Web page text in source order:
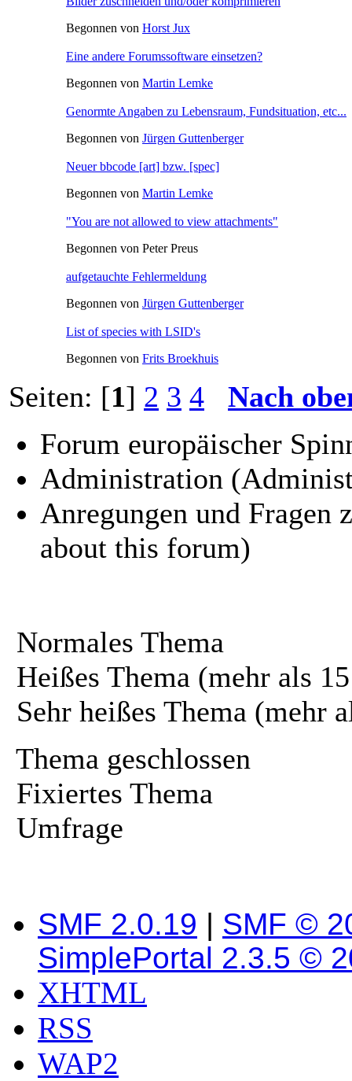
Begonnen von Horst Jux
Eine andere Forumssoftware einsetzen?
Begonnen von Martin Lemke
Genormte Angaben zu Lebensraum, Fundsituation, etc...
Begonnen von Jürgen Guttenberger
Neuer bbcode [art] bzw. [spec]
Begonnen von Martin Lemke
"You are not allowed to view attachments"
Begonnen von Peter Preus
aufgetauchte Fehlermeldung
Begonnen von Jürgen Guttenberger
List of species with LSID's
Begonnen von Frits Broekhuis
Seiten: [1] 2 3 4
Nach
Forum europäischer
Administration
Anregungen und Fragen
about this forum)
Normales Thema
Heißes Thema (mehr als
Sehr heißes Thema (mehr
Thema geschlossen
Fixiertes Thema
Umfrage
SMF 2.0.19 | SMF ©
SimplePortal 2.3.5 ©
XHTML
RSS
WAP2